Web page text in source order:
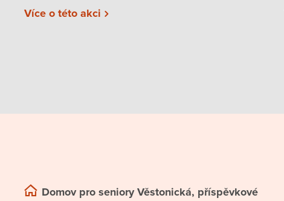
Více o této akci
Domov pro seniory Věstonická, příspěvkové